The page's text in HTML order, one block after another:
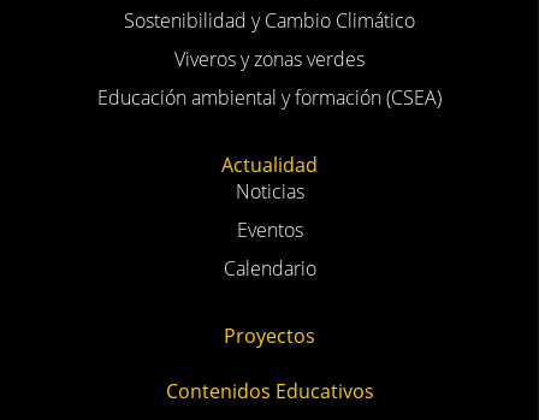
Sostenibilidad y Cambio Climático
Viveros y zonas verdes
Educación ambiental y formación (CSEA)
Actualidad
Noticias
Eventos
Calendario
Proyectos
Contenidos Educativos